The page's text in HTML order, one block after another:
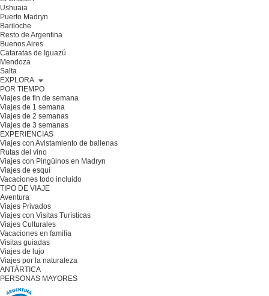
Ushuaia
Puerto Madryn
Bariloche
Resto de Argentina
Buenos Aires
Cataratas de Iguazú
Mendoza
Salta
EXPLORA
POR TIEMPO
Viajes de fin de semana
Viajes de 1 semana
Viajes de 2 semanas
Viajes de 3 semanas
EXPERIENCIAS
Viajes con Avistamiento de ballenas
Rutas del vino
Viajes con Pingüinos en Madryn
Viajes de esquí
Vacaciones todo incluido
TIPO DE VIAJE
Aventura
Viajes Privados
Viajes con Visitas Turísticas
Viajes Culturales
Vacaciones en familia
Visitas guiadas
Viajes de lujo
Viajes por la naturaleza
ANTÁRTICA
PERSONAS MAYORES